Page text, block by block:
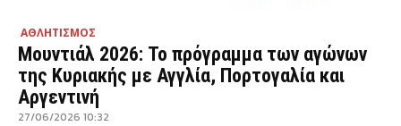
ΑΘΛΗΤΙΣΜΟΣ
Μουντιάλ 2026: Το πρόγραμμα των αγώνων
της Κυριακής με Αγγλία, Πορτογαλία και
Αργεντινή
27/06/2026 10:32